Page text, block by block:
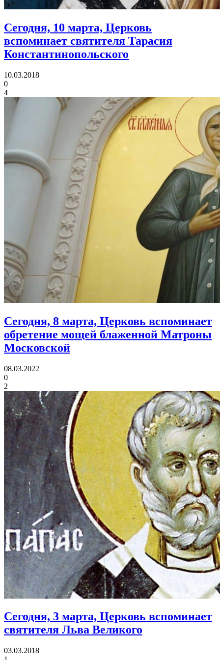
Сегодня, 10 марта, Церковь
вспоминает святителя Тарасия
Константинопольского
10.03.2018
0
4
Сегодня, 8 марта, Церковь вспоминает
обретение мощей блаженной Матроны
Московской
08.03.2022
0
2
Сегодня, 3 марта, Церковь вспоминает
святителя Льва Великого
03.03.2018